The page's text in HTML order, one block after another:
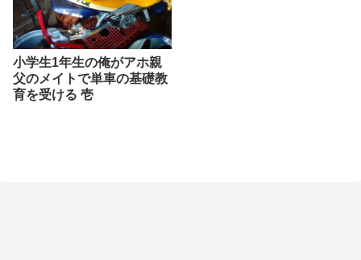
小学生1年生の俺がアホ親
父のメイトで単車の基礎教
育を受ける 壱